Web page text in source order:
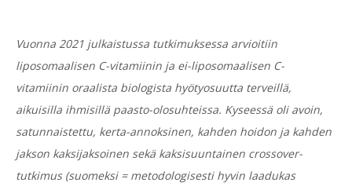
Vuonna 2021 julkaistussa tutkimuksessa arvioitiin
liposomaalisen C-vitamiinin ja ei-liposomaalisen C-
vitamiinin oraalista biologista hyötyosuutta terveillä,
aikuisilla ihmisillä paasto-olosuhteissa. Kyseessä oli avoin,
satunnaistettu, kerta-annoksinen, kahden hoidon ja kahden
jakson kaksijaksoinen sekä kaksisuuntainen crossover-
tutkimus (suomeksi = metodologisesti hyvin laadukas